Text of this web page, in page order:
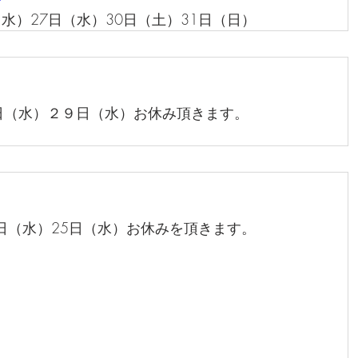
）27日（水）30日（土）31日（日）
水）２９日（水）お休み頂きます。
水）25日（水）お休みを頂きます。